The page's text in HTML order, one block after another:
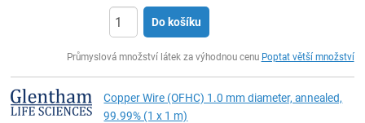
Do košíku
Průmyslová množství látek za výhodnou cenu Poptat větší množství
Copper Wire (OFHC) 1.0 mm diameter, annealed,
99.99% (1 x 1 m)